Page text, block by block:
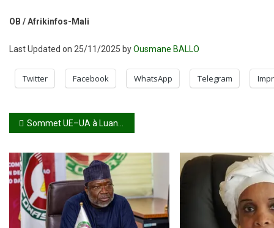
OB / Afrikinfos-Mali
Last Updated on 25/11/2025 byOusmane BALLO
Twitter Facebook WhatsApp Telegram
Navigation
de
l’article
Sommet UE–UA à Luanda : le Président Bassirou Diomaye Faye appelle à un multilatéralisme rénové